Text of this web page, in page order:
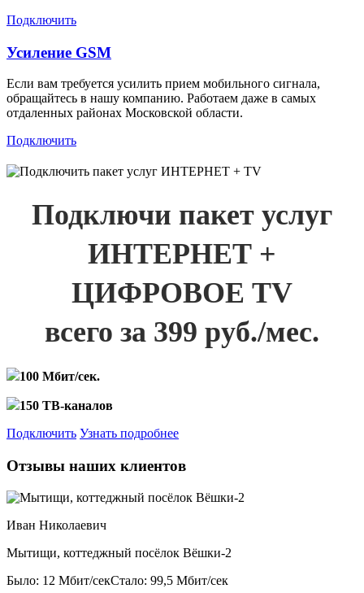
Подключить
Усиление GSM
Если вам требуется усилить прием мобильного сигнала,
обращайтесь в нашу компанию. Работаем даже в самых
отдаленных районах Московской области.
Подключить
Подключи пакет услуг
ИНТЕРНЕТ +
ЦИФРОВОЕ TV
всего за 399 руб./мес.
100 Мбит/сек.
150 ТВ-каналов
Подключить Узнать подробнее
Отзывы наших клиентов
Иван Николаевич
Мытищи, коттеджный посёлок Вёшки-2
Было: 12 Мбит/секСтало: 99,5 Мбит/сек